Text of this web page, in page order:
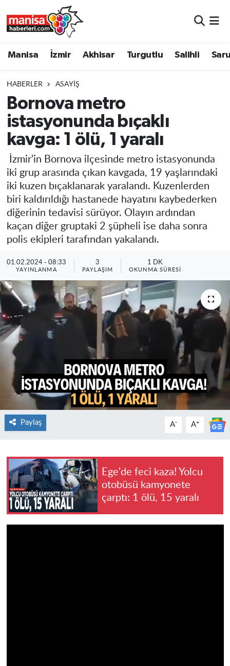
Manisa İzmir Akhisar Turgutlu Salihli
HABERLER ASAYIŞ
Bornova metro
istasyonunda bıçaklı
kavga: 1 ölü, 1 yaralı
İzmir'in Bornova ilçesinde metro istasyonunda
iki grup arasında çıkan kavgada, 19 yaşlarındaki
iki kuzen bıçaklanarak yaralandı. Kuzenlerden
biri kaldırıldığı hastanede hayatını kaybederken
diğerinin tedavisi sürüyor. Olayın ardından
kaçan diğer gruptaki 2 şüpheli ise daha sonra
polis ekipleri tarafından yakalandı.
01.02.2024 - 08:33
YAYINLANMA
3
PAYLAŞIM
1 DK
OKUNMA SÜRESI
Paylaş A- A+
Ege'de feci kaza! Yolcu
otobüsü kamyonete
çarptı: 1 ölü, 15 yaralı
Turgutlu
Salihli
Saruhanlı
Soma
Resmi İlanlar
Manisa Nöbetçi Eczaneler
Manisa Trafik Yoğunluk Haritası
Süper Lig Puan Durumu ve Fikstür
Tüm Manşetler
Son Dakika Haberleri
Haber Arşivi